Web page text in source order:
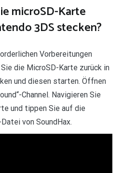
microSD-Karte
3DS stecken?
Vorbereitungen
die MicroSD-Karte zurück in
und diesen starten. Öffnen
Channel. Navigieren Sie
und tippen Sie auf die
von SoundHax.